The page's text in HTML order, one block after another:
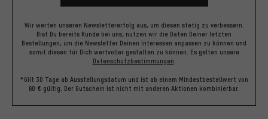
Wir werten unseren Newslettererfolg aus, um diesen stetig zu verbessern.
Bist Du bereits Kunde bei uns, nutzen wir die Daten Deiner letzten
Bestellungen, um die Newsletter Deinen Interessen anpassen zu können und
somit diesen für Dich wertvoller gestalten zu können. Es gelten unsere
Datenschutzbestimmungen.
*Gilt 30 Tage ab Ausstellungsdatum und ist ab einem Mindestbestellwert von
60 € gültig. Der Gutschein ist nicht mit anderen Aktionen kombinierbar.